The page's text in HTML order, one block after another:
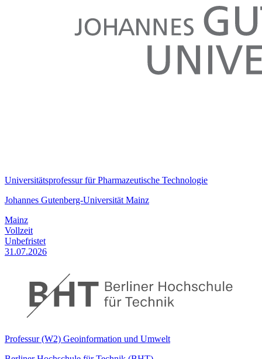
Universitätsprofessur für Pharmazeutische Technologie
Johannes Gutenberg-Universität Mainz
Mainz
Vollzeit
Unbefristet
31.07.2026
Professur (W2) Geoinformation und Umwelt